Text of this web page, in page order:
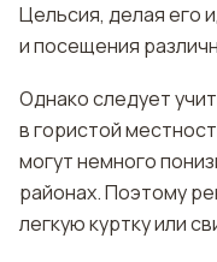
Цельсия, делая его
и посещения
Однако следует
в гористой
могут немного
районах. Поэтому
легкую куртку или